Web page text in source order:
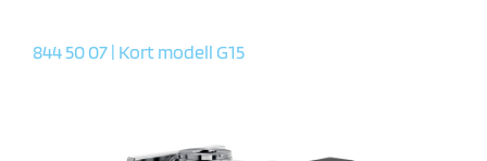
844 50 07 | Kort modell G15